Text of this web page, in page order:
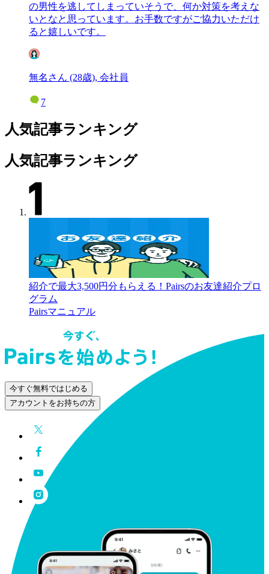
の男性を逃してしまっていそうで、何か対策を考えな
いとなと思っています。お手数ですがご協力いただけ
ると嬉しいです。
無名さん (28歳), 会社員
7
人気記事ランキング
人気記事ランキング
紹介で最大3,500円分もらえる！Pairsのお友達紹介プロ
グラム
Pairsマニュアル
今すぐ無料ではじめる
アカウントをお持ちの方